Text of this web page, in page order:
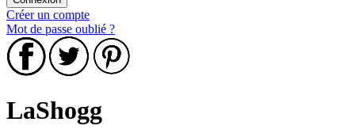
Créer un compte
Mot de passe oublié ?
LaShogg